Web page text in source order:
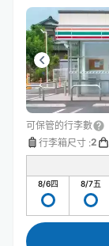
可保管的行李數
行李箱尺寸 :2
8/6四 8/7五